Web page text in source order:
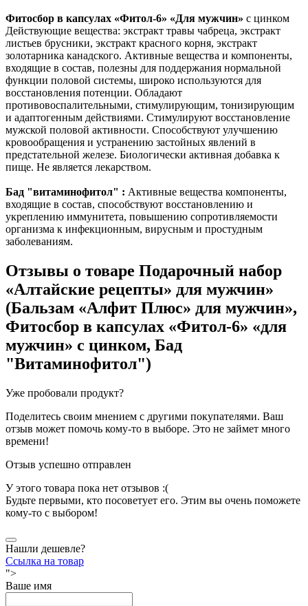
Фитосбор в капсулах «Фитол-6» «Для мужчин» с цинком
Действующие вещества: экстракт травы чабреца, экстракт
листьев брусники, экстракт красного корня, экстракт
золотарника канадского. Активные вещества и компоненты,
входящие в состав, полезны для поддержания нормальной
функции половой системы, широко используются для
восстановления потенции. Обладают
противовоспалительными, стимулирующим, тонизирующим
и адаптогенным действиями. Стимулируют восстановление
мужской половой активности. Способствуют улучшению
кровообращения и устранению застойных явлений в
предстательной железе. Биологически активная добавка к
пище. Не является лекарством.
Бад "витаминофитол" : Активные вещества компоненты,
входящие в состав, способствуют восстановлению и
укреплению иммунитета, повышению сопротивляемости
организма к инфекционным, вирусным и простудным
заболеваниям.
Отзывы о товаре Подарочный набор
«Алтайские рецепты» для мужчин»
(Бальзам «Алфит Плюс» для мужчин»,
Фитосбор в капсулах «Фитол-6» «для
мужчин» с цинком, Бад
"Витаминофитол")
Уже пробовали продукт?
Поделитесь своим мнением с другими покупателями. Ваш
отзыв может помочь кому-то в выборе. Это не займет много
времени!
Отзыв успешно отправлен
У этого товара пока нет отзывов :(
Будьте первыми, кто посоветует его. Этим вы очень поможете
кому-то с выбором!
Нашли дешевле?
Ссылка на товар
">
Ваше имя